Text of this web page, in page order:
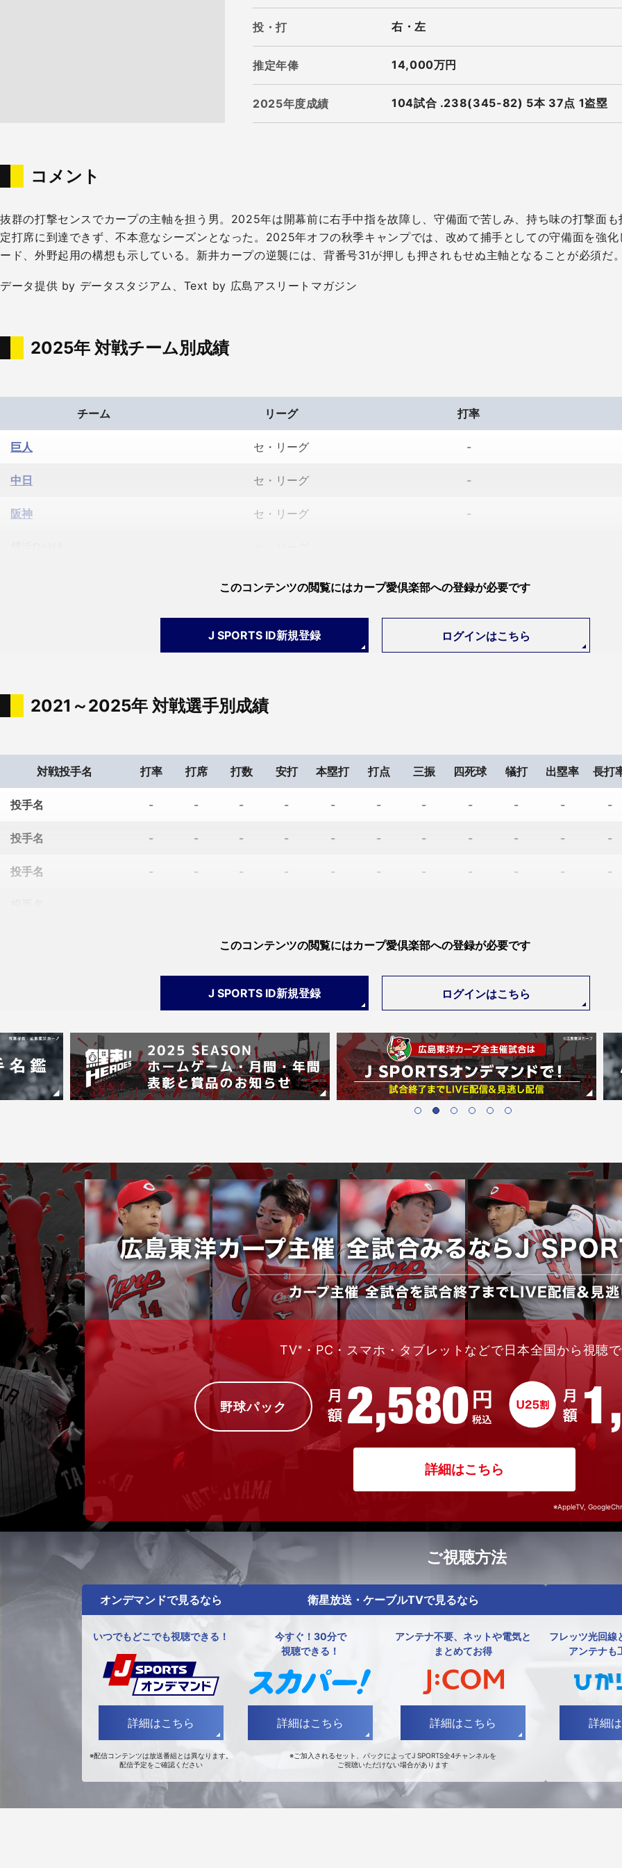
投・打 右・左
推定年俸 14,000万円
2025年度成績 104試合 .238(345-​82) 5本 37点 1盗塁
コメント
抜群の打撃センスでカープの主軸を担う男。2025年は開幕前に右手中指を故障し、守備面で苦しみ、持ち味の打撃面
定打席に到達できず、不本意なシーズンとなった。2025年オフの秋季キャンプでは、改めて捕手としての守備面を強
ード、外野起用の構想も示している。新井カープの逆襲には、背番号31が押しも押されもせぬ主軸となることが必須だ。
データ提供 by データスタジアム、Text by 広島アスリートマガジン
2025年 対戦チーム別成績
チーム リーグ 打率
巨人 セ・リーグ -
中日 セ・リーグ -
阪神 セ・リーグ -
セ・リーグ -
オリックス パ・リーグ
埼玉西武 パ・リーグ -
このコンテンツの閲覧にはカープ愛倶楽部への登録が必要です
J SPORTS ID新規登録 ログインはこちら
2021～2025年 対戦選手別成績
対戦投手名 打率 打席 打数 安打 本塁打 打点 三振 四死球 犠打 出塁率 長打
投手名 - - - - - - - - - - -
投手名 - - - - - - - - - - -
投手名 - - - - - - - - - - -
- - - - - - -
このコンテンツの閲覧にはカープ愛倶楽部への登録が必要です
J SPORTS ID新規登録 ログインはこちら
TV※ ・PC・スマホ・タブレットなどで日本全国から視聴
野球パック
詳細はこちら
※AppleTV,
ご視聴方法
オンデマンドで見るなら
いつでもどこでも視聴できる！
詳細はこちら
※配信コンテンツは放送番組とは異なります。
配信予定をご確認ください
衛星放送・ケーブルTVで見るなら
今すぐ！30分で
視聴できる！
詳細はこちら
アンテナ不要、ネットや電気と
まとめてお得
詳細はこちら
※ご加入されるセット、パックによってJ SPORTS全4チャンネルを
ご視聴いただけない場合があります
フレッツ光回線
アンテナも
詳細